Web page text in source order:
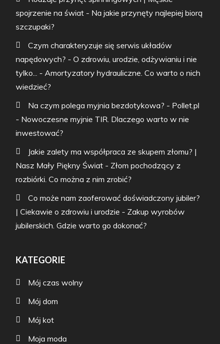
spojrzenie na świat - Na jakie przynęty najlepiej biorą
szczupaki?
Czym charakteryzuje się serwis układów
napędowych? - O zdrowiu, urodzie, odżywianiu i nie
tylko...
- Amortyzatory hydrauliczne. Co warto o nich
wiedzieć?
Na czym polega myjnia bezdotykowa? - Pollet.pl
- Nowoczesne myjnie TIR. Dlaczego warto w nie
inwestować?
Jakie zalety ma współpraca ze skupem złomu? |
Nasz Mały Piękny Świat - Złom pochodzący z
rozbiórki. Co można z nim zrobić?
Co może nam zaoferować doświadczony jubiler?
| Ciekawie o zdrowiu i urodzie - Zakup wyrobów
jubilerskich. Gdzie warto go dokonać?
KATEGORIE
Mój czas wolny
Mój dom
Mój kot
Moja moda